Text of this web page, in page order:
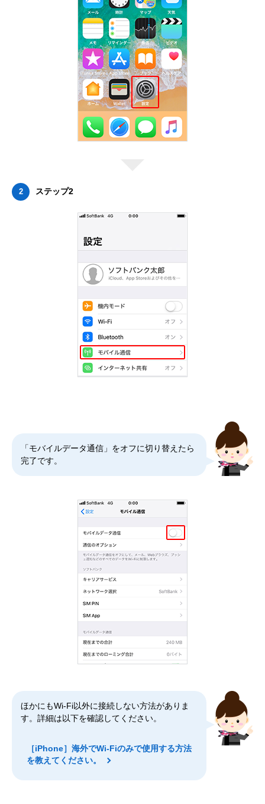
2 ステップ2
「モバイルデータ通信」をオフに切り替えたら
完了です。
ほかにもWi-Fi以外に接続しない方法がありま
す。詳細は以下を確認してください。
［iPhone］海外でWi-Fiのみで使用する方法
を教えてください。